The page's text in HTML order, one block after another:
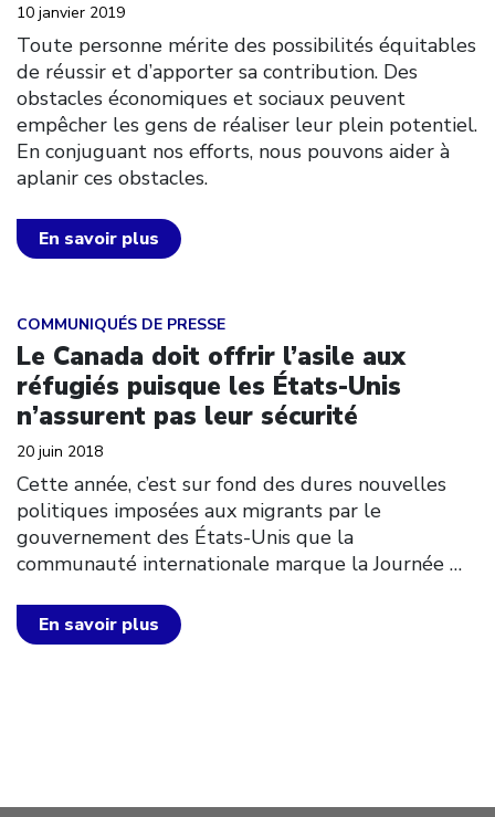
10 janvier 2019
Toute personne mérite des possibilités équitables
de réussir et d’apporter sa contribution. Des
obstacles économiques et sociaux peuvent
empêcher les gens de réaliser leur plein potentiel.
En conjuguant nos efforts, nous pouvons aider à
aplanir ces obstacles.
En savoir plus
COMMUNIQUÉS DE PRESSE
Le Canada doit offrir l’asile aux
réfugiés puisque les États-Unis
n’assurent pas leur sécurité
20 juin 2018
Cette année, c’est sur fond des dures nouvelles
politiques imposées aux migrants par le
gouvernement des États-Unis que la
communauté internationale marque la Journée …
En savoir plus
Click to open the link